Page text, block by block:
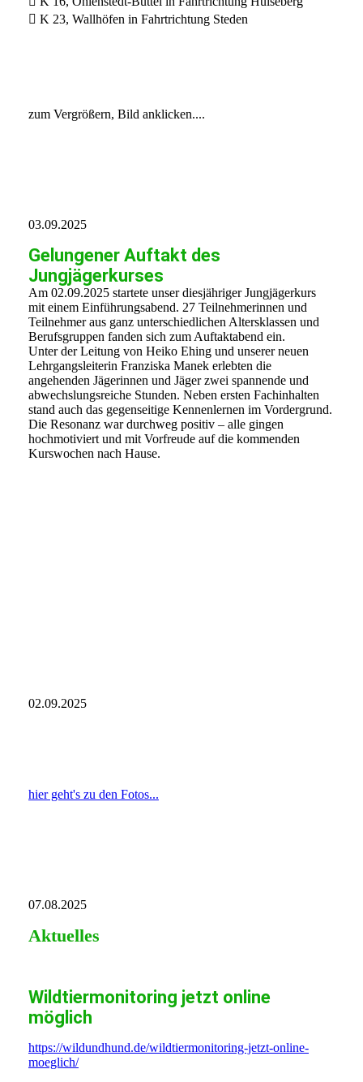
 K 23, Wallhöfen in Fahrtrichtung Steden
zum Vergrößern, Bild anklicken....
03.09.2025
Gelungener Auftakt des
Jungjägerkurses
Am 02.09.2025 startete unser diesjähriger Jungjägerkurs
mit einem Einführungsabend. 27 Teilnehmerinnen und
Teilnehmer aus ganz unterschiedlichen Altersklassen und
Berufsgruppen fanden sich zum Auftaktabend ein.
Unter der Leitung von Heiko Ehing und unserer neuen
Lehrgangsleiterin Franziska Manek erlebten die
angehenden Jägerinnen und Jäger zwei spannende und
abwechslungsreiche Stunden. Neben ersten Fachinhalten
stand auch das gegenseitige Kennenlernen im Vordergrund.
Die Resonanz war durchweg positiv – alle gingen
hochmotiviert und mit Vorfreude auf die kommenden
Kurswochen nach Hause.
02.09.2025
hier geht's zu den Fotos...
07.08.2025
Aktuelles
Wildtiermonitoring jetzt online
möglich
https://wildundhund.de/wildtiermonitoring-jetzt-online-
moeglich/